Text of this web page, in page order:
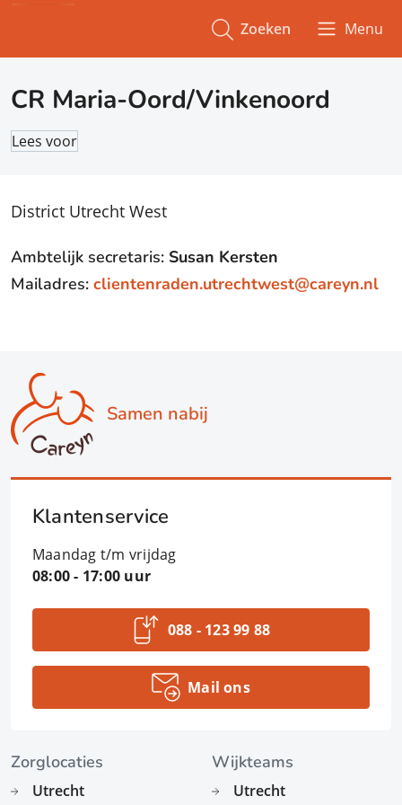
Zoeken Menu
CR Maria-Oord/Vinkenoord
Lees voor
District Utrecht West
Ambtelijk secretaris: Susan Kersten
Mailadres: clientenraden.utrechtwest@careyn.nl
Samen nabij
Klantenservice
Maandag t/m vrijdag
08:00 - 17:00 uur
088 - 123 99 88
Mail ons
Zorglocaties
Utrecht
Wijkteams
Utrecht